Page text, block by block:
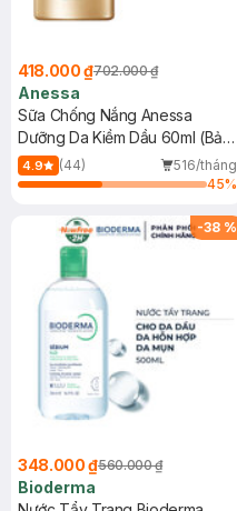
418.000 ₫702.000 ₫
Anessa
Sữa Chống Nắng Anessa
Dưỡng Da Kiềm Dầu 60ml (Bản
Mới)
4.9 (44)
516/tháng
45%
-38 %
348.000 ₫560.000 ₫
Bioderma